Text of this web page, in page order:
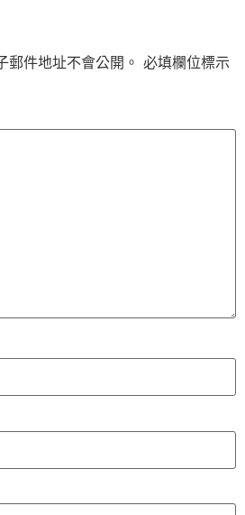
郵件地址不會公開。 必填欄位標示